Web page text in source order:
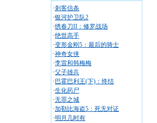
·刺客信条
·银河护卫队2
·绣春刀II：修罗战场
·绝世高手
·变形金刚5：最后的骑士
·神奇女侠
·李雷和韩梅梅
·父子雄兵
· 巴霍巴利王(下)：终结
·生化药尸
·无罪之城
·加勒比海盗5：死无对证
·明月几时有